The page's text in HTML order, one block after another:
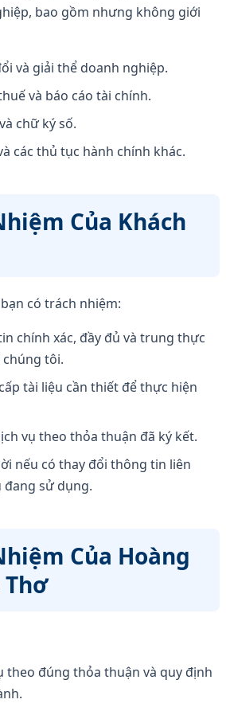
bao gồm nhưng không giới
và giải thể doanh nghiệp.
và báo cáo tài chính.
chữ ký số.
các thủ tục hành chính khác.
Của Khách
có trách nhiệm:
chính xác, đầy đủ và trung thực
chúng tôi.
tài liệu cần thiết để thực hiện
vụ theo thỏa thuận đã ký kết.
nếu có thay đổi thông tin liên
đang sử dụng.
Của Hoàng
Thơ
theo đúng thỏa thuận và quy định